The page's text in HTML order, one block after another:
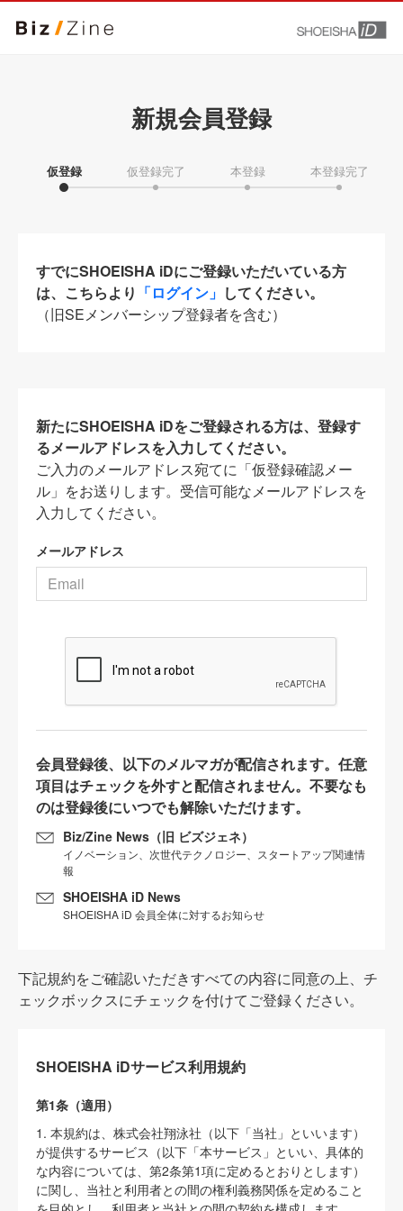
新規会員登録
仮登録 仮登録完了 本登録 本登録完了
すでにSHOEISHA iDにご登録いただいている方
は、こちらより 「ログイン」 してください。
（旧SEメンバーシップ登録者を含む）
新たにSHOEISHA iDをご登録される方は、登録す
るメールアドレスを入力してください。
ご入力のメールアドレス宛てに「仮登録確認メー
ル」をお送りします。受信可能なメールアドレスを
入力してください。
メールアドレス
会員登録後、以下のメルマガが配信されます。任意
項目はチェックを外すと配信されません。不要なも
のは登録後にいつでも解除いただけます。
Biz/Zine News（旧 ビズジェネ）
イノベーション、次世代テクノロジー、スタートアップ関連情
報
SHOEISHA iD News
SHOEISHA iD 会員全体に対するお知らせ
下記規約をご確認いただきすべての内容に同意の上、チ
ェックボックスにチェックを付けてご登録ください。
SHOEISHA iDサービス利用規約
第1条（適用）
1. 本規約は、株式会社翔泳社（以下「当社」といいます）
が提供するサービス（以下「本サービス」といい、具体的
な内容については、第2条第1項に定めるとおりとします）
に関し、当社と利用者との間の権利義務関係を定めること